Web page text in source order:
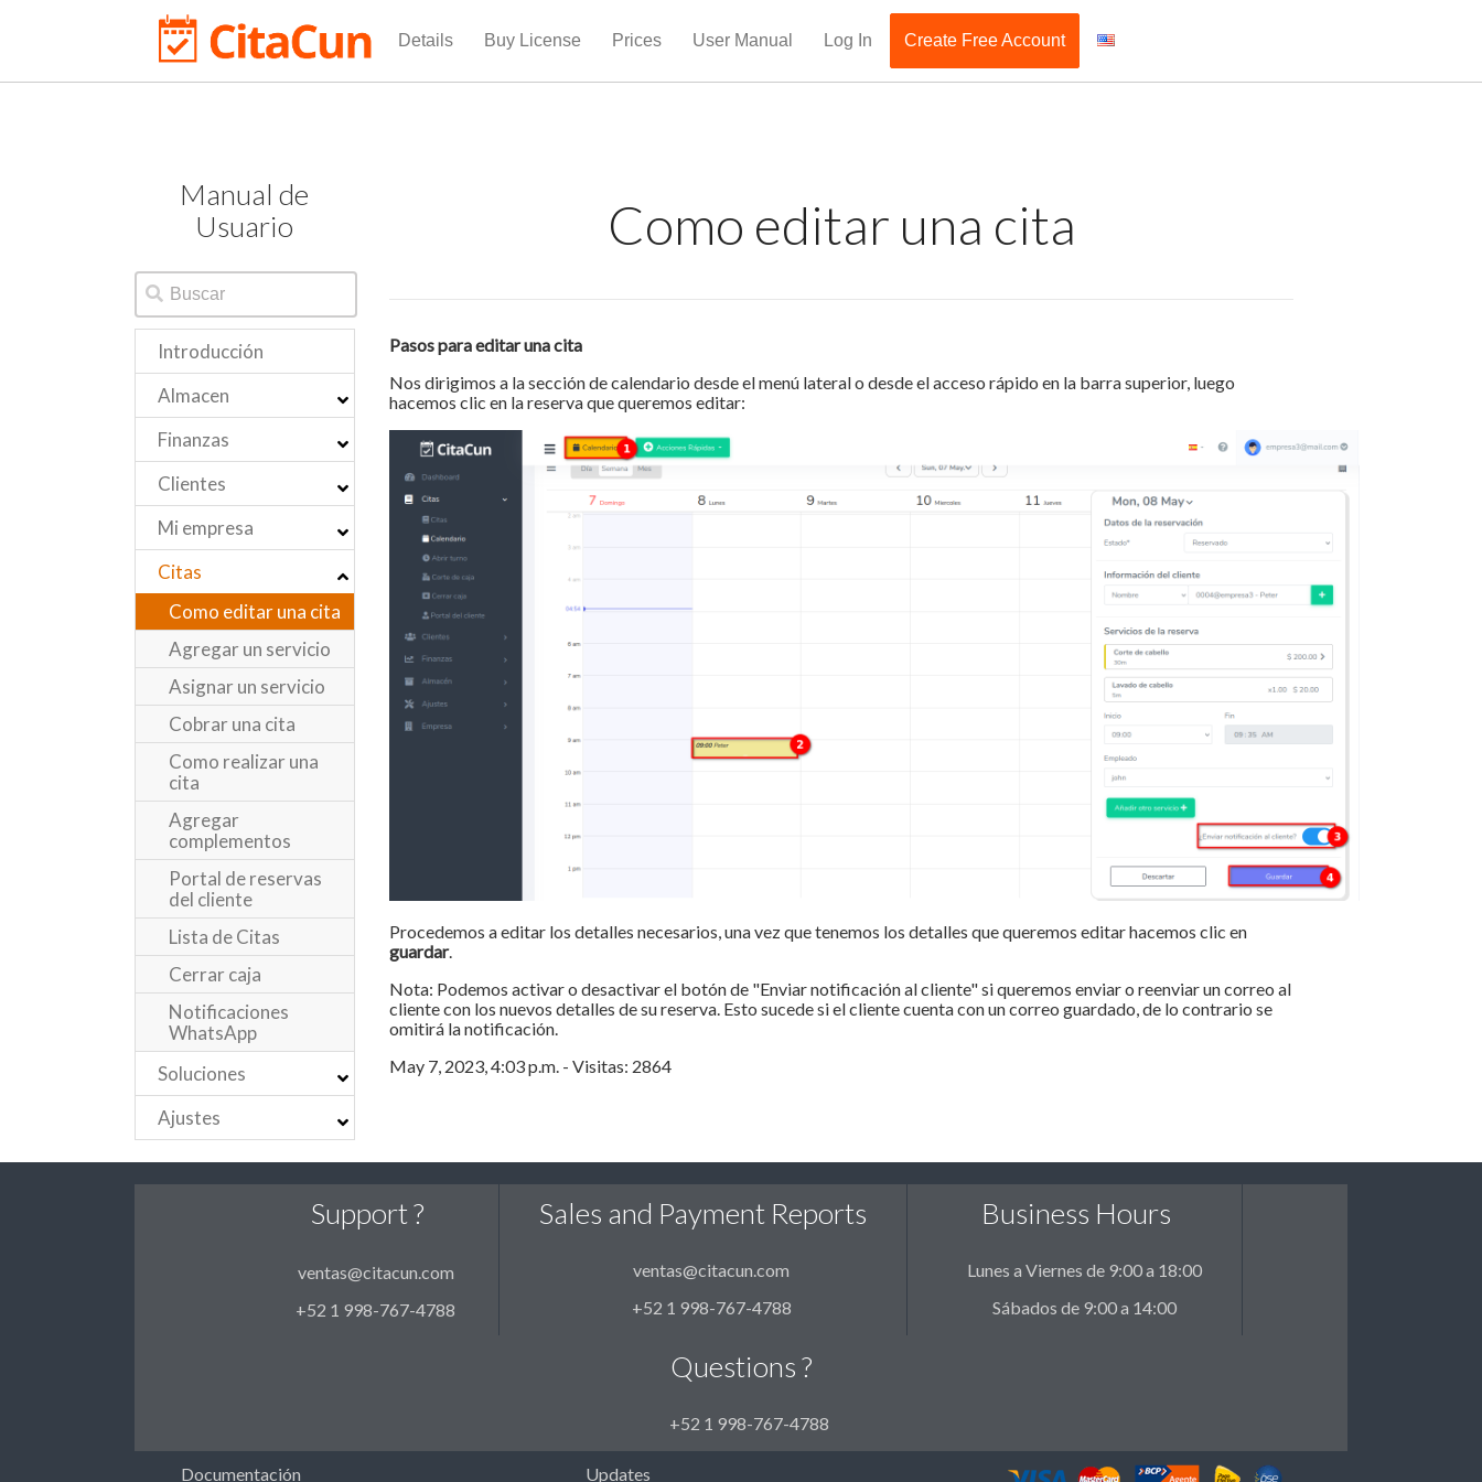
Details Buy License Prices User Manual Log In Create Free Account
Manual de
Usuario
Introducción
Almacen
Finanzas
Clientes
Mi empresa
Citas
Como editar una cita
Agregar un servicio
Asignar un servicio
Cobrar una cita
Como realizar una
cita
Agregar
complementos
Portal de reservas
del cliente
Lista de Citas
Cerrar caja
Notificaciones
WhatsApp
Soluciones
Ajustes
Como editar una cita
Pasos para editar una cita
Nos dirigimos a la sección de calendario desde el menú lateral o desde el acceso rápido en la barra superior, luego
hacemos clic en la reserva que queremos editar:
Procedemos a editar los detalles necesarios, una vez que tenemos los detalles que queremos editar hacemos clic en
guardar.
Nota: Podemos activar o desactivar el botón de "Enviar notificación al cliente" si queremos enviar o reenviar un correo al
cliente con los nuevos detalles de su reserva. Esto sucede si el cliente cuenta con un correo guardado, de lo contrario se
omitirá la notificación.
May 7, 2023, 4:03 p.m. - Visitas: 2864
Support ?
ventas@citacun.com
+52 1 998-767-4788
Sales and Payment Reports
ventas@citacun.com
+52 1 998-767-4788
Business Hours
Lunes a Viernes de 9:00 a 18:00
Sábados de 9:00 a 14:00
Questions ?
+52 1 998-767-4788
Documentación Updates